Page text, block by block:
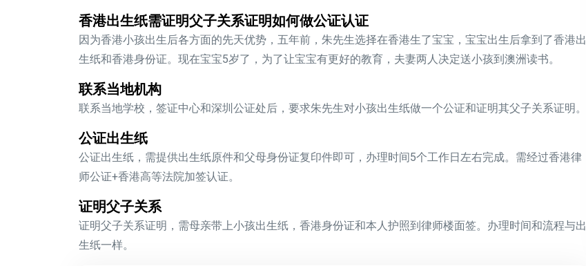
香港出生纸需证明父子关系证明如何做公证认证
因为香港小孩出生后各方面的先天优势，五年前，朱先生选择在香港生了宝宝，宝宝出生后拿到了香港出
生纸和香港身份证。现在宝宝5岁了，为了让宝宝有更好的教育，夫妻两人决定送小孩到澳洲读书。
联系当地机构
联系当地学校，签证中心和深圳公证处后，要求朱先生对小孩出生纸做一个公证和证明其父子关系证明。
公证出生纸
公证出生纸，需提供出生纸原件和父母身份证复印件即可，办理时间5个工作日左右完成。需经过香港律
师公证+香港高等法院加签认证。
证明父子关系
证明父子关系证明，需母亲带上小孩出生纸，香港身份证和本人护照到律师楼面签。办理时间和流程与出
生纸一样。